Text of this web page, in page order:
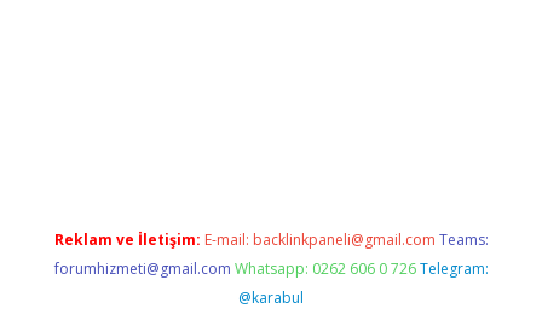
Reklam ve İletişim: E-mail: backlinkpaneli@gmail.com Teams:
forumhizmeti@gmail.com Whatsapp: 0262 606 0 726 Telegram:
@karabul